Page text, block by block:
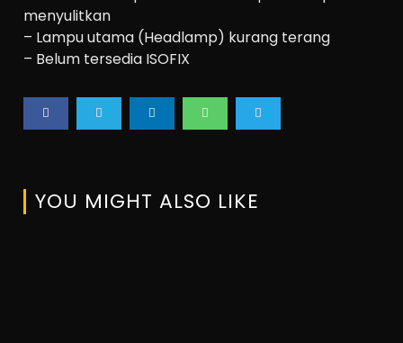
menyulitkan
– Lampu utama (Headlamp) kurang terang
– Belum tersedia ISOFIX
YOU MIGHT ALSO LIKE